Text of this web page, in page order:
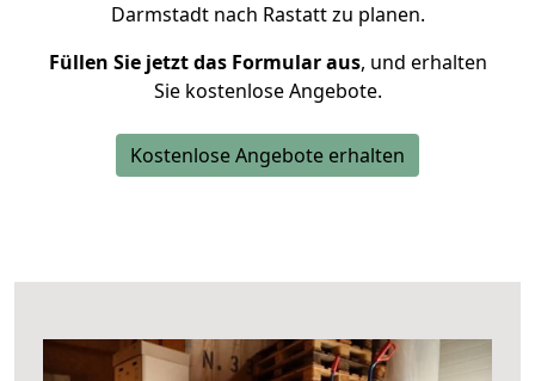
Darmstadt nach Rastatt zu planen.
Füllen Sie jetzt das Formular aus, und erhalten
Sie kostenlose Angebote.
Kostenlose Angebote erhalten